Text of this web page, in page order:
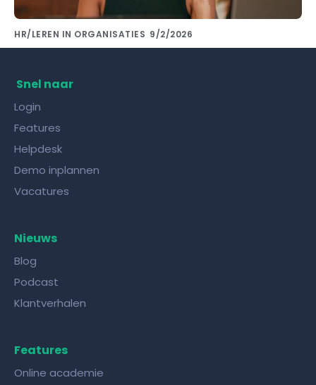
HR/LEREN IN ORGANISATIES 9/2/2026
Snel naar
Login
Features
Helpdesk
Demo inplannen
Vacatures
Nieuws
Blog
Podcast
Klantverhalen
Features
Online academie